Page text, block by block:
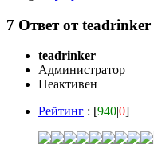
7 Ответ отteadrinker
teadrinker
Администратор
Неактивен
Рейтинг : [940|0]